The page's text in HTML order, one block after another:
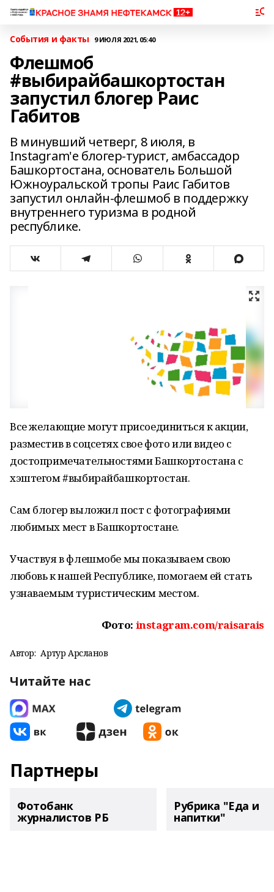
События и факты 9 ИЮЛЯ 2021, 05:40
Флешмоб
#выбирайбашкортостан
запустил блогер Раис
Габитов
В минувший четверг, 8 июля, в
Instagram'е блогер-турист, амбассадор
Башкортостана, основатель Большой
Южноуральской тропы Раис Габитов
запустил онлайн-флешмоб в поддержку
внутреннего туризма в родной
республике.
Все желающие могут присоединиться к акции,
разместив в соцсетях свое фото или видео с
достопримечательностями Башкортостана с
хэштегом #выбирайбашкортостан.
Сам блогер выложил пост с фотографиями
любимых мест в Башкортостане.
Участвуя в флешмобе мы показываем свою
любовь к нашей Республике, помогаем ей стать
узнаваемым туристическим местом.
Фото: instagram.com/raisarais
Автор: Артур Арсланов
Читайте нас
Партнеры
Фотобанк
журналистов РБ
Рубрика "Еда и
напитки"